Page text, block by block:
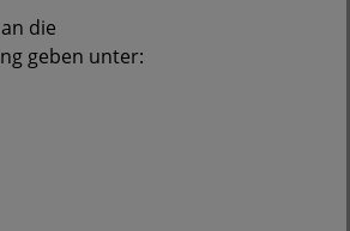
die
geben unter: